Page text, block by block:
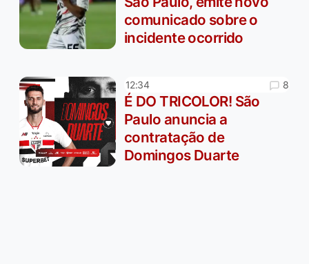
comunicado sobre o
incidente ocorrido
12:34 8
É DO TRICOLOR! São
Paulo anuncia a
contratação de
Domingos Duarte